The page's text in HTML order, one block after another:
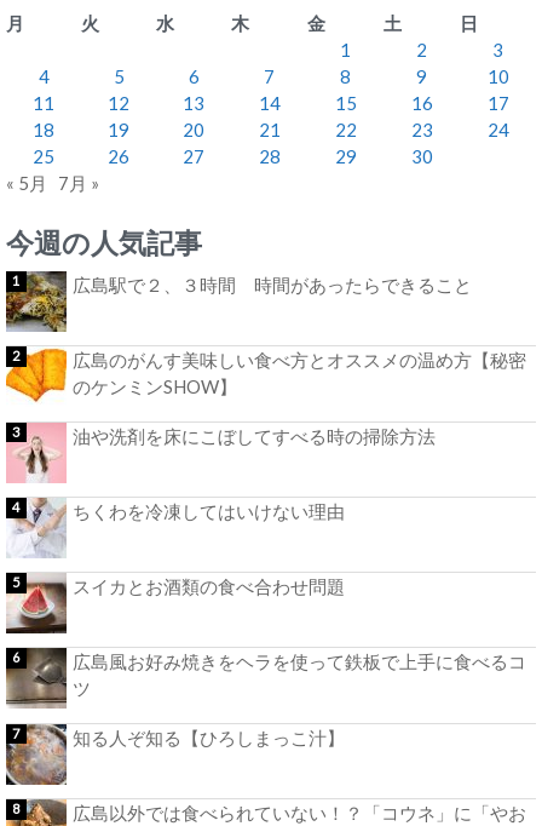
月
火 水 木 金 土
日
1
2
3
4
5 6 7 8 9
10
11
12 13 14 15 16
17
18
19 20 21 22 23
24
25
26 27 28 29
30
« 5月
7月 »
今週の人気記事
広島駅で２、３時間 時間があったらできること
広島のがんす美味しい食べ方とオススメの温め方【秘密
のケンミンSHOW】
油や洗剤を床にこぼしてすべる時の掃除方法
ちくわを冷凍してはいけない理由
スイカとお酒類の食べ合わせ問題
広島風お好み焼きをヘラを使って鉄板で上手に食べるコ
ツ
知る人ぞ知る【ひろしまっこ汁】
広島以外では食べられていない！？「コウネ」に「やお